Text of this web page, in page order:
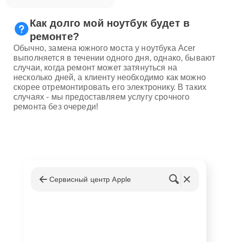
Как долго мой ноутбук будет в
ремонте?
Обычно, замена южного моста у ноутбука Acer
выполняется в течении одного дня, однако, бывают
случаи, когда ремонт может затянуться на
несколько дней, а клиенту необходимо как можно
скорее отремонтировать его электронику. В таких
случаях - мы предоставляем услугу срочного
ремонта без очереди!
Сервисный центр Apple